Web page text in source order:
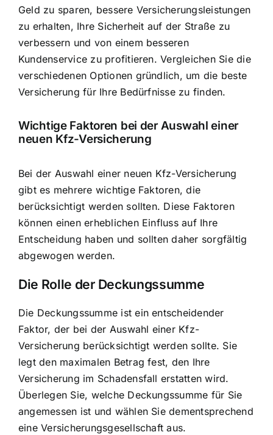
Geld zu sparen, bessere Versicherungsleistungen
zu erhalten, Ihre Sicherheit auf der Straße zu
verbessern und von einem besseren
Kundenservice zu profitieren. Vergleichen Sie die
verschiedenen Optionen gründlich, um die beste
Versicherung für Ihre Bedürfnisse zu finden.
Wichtige Faktoren bei der Auswahl einer
neuen Kfz-Versicherung
Bei der Auswahl einer neuen Kfz-Versicherung
gibt es mehrere wichtige Faktoren, die
berücksichtigt werden sollten. Diese Faktoren
können einen erheblichen Einfluss auf Ihre
Entscheidung haben und sollten daher sorgfältig
abgewogen werden.
Die Rolle der Deckungssumme
Die Deckungssumme ist ein entscheidender
Faktor, der bei der Auswahl einer Kfz-
Versicherung berücksichtigt werden sollte. Sie
legt den maximalen Betrag fest, den Ihre
Versicherung im Schadensfall erstatten wird.
Überlegen Sie, welche Deckungssumme für Sie
angemessen ist und wählen Sie dementsprechend
eine Versicherungsgesellschaft aus.